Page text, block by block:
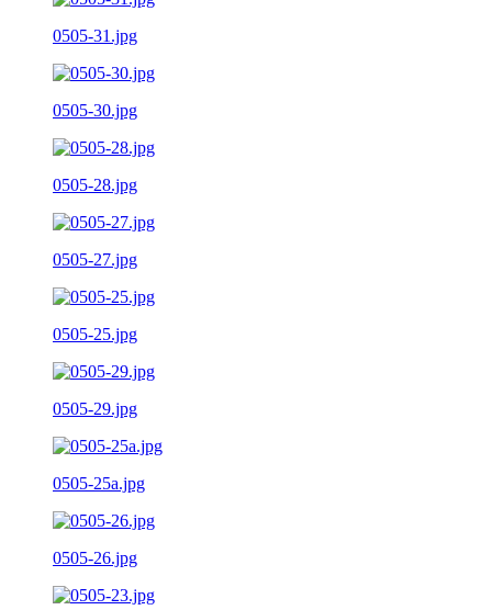
0505-31.jpg
0505-30.jpg
0505-28.jpg
0505-27.jpg
0505-25.jpg
0505-29.jpg
0505-25a.jpg
0505-26.jpg